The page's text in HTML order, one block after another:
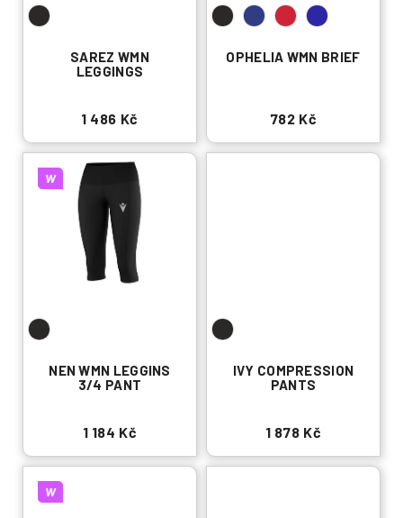
SAREZ WMN
LEGGINGS
1 486 Kč
OPHELIA WMN BRIEF
782 Kč
W
NEN WMN LEGGINS
3/4 PANT
1 184 Kč
IVY COMPRESSION
PANTS
1 878 Kč
W